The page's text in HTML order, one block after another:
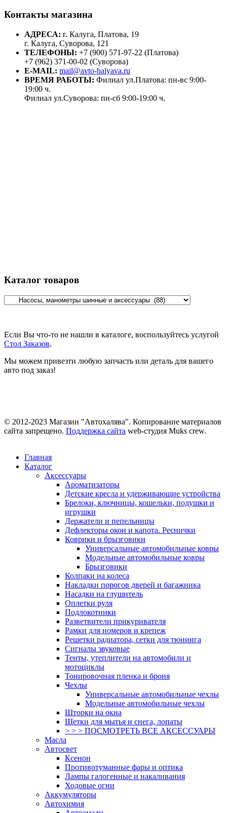
Контакты магазина
АДРЕСА: г. Калуга, Платова, 19
г. Калуга, Суворова, 121
ТЕЛЕФОНЫ: +7 (900) 571-97-22 (Платова)
+7 (962) 371-00-02 (Суворова)
E-MAIL: mail@avto-halyava.ru
ВРЕМЯ РАБОТЫ: Филиал ул.Платова: пн-вс 9:00-
19:00 ч.
Филиал ул.Суворова: пн-сб 9:00-19:00 ч.
Каталог товаров
Если Вы что-то не нашли в каталоге, воспользуйтесь услугой
Стол Заказов.
Мы можем привезти любую запчасть или деталь для вашего
авто под заказ!
© 2012-2023 Магазин "Автохалява". Копирование материалов
сайта запрещено. Поддержка сайта web-студия Muks crew.
Главная
Каталог
Аксессуары
Ароматизаторы
Детские кресла и удерживающие устройства
Брелоки, ключницы, кошельки, подушки и
игрушки
Держатели и пепельницы
Дефлекторы окон и капота. Реснички
Коврики и брызговики
Универсальные автомобильные ковры
Модельные автомобильные ковры
Брызговики
Колпаки на колеса
Накладки порогов дверей и багажника
Насадки на глушитель
Оплетки руля
Подлокотники
Разветвители прикуривателя
Рамки для номеров и крепеж
Решетки радиатора, сетки для тюнинга
Сигналы звуковые
Тенты, утеплители на автомобили и
мотоциклы
Тонировочная пленка и броня
Чехлы
Универсальные автомобильные чехлы
Модельные автомобильные чехлы
Шторки на окна
Щетки для мытья и снега, лопаты
> > > ПОСМОТРЕТЬ ВСЕ АКСЕССУАРЫ
Масла
Автосвет
Ксенон
Противотуманные фары и оптика
Лампы галогенные и накаливания
Ходовые огни
Аккумуляторы
Автохимия